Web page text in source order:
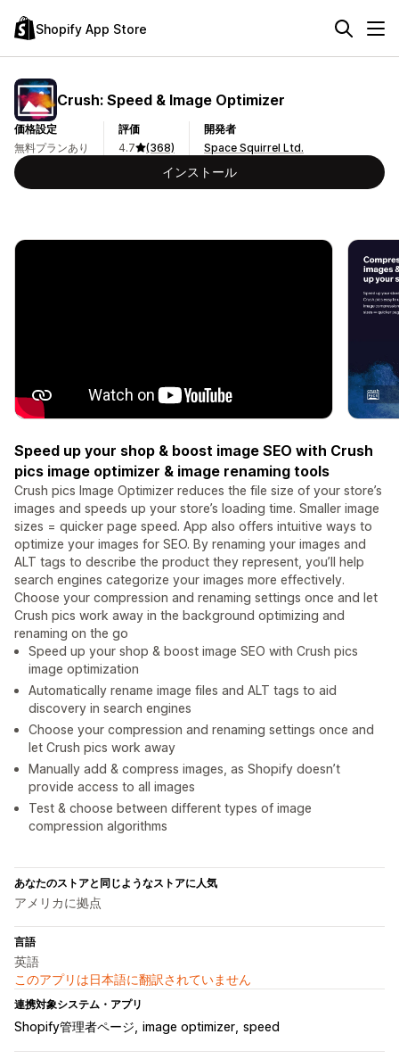
Shopify App Store
Crush: Speed & Image Optimizer
価格設定
無料プランあり
評価
4.7
(368)
開発者
Space Squirrel Ltd.
インストール
Speed up your shop & boost image SEO with Crush
pics image optimizer & image renaming tools
Crush pics Image Optimizer reduces the file size of your store’s
images and speeds up your store’s loading time. Smaller image
sizes = quicker page speed. App also offers intuitive ways to
optimize your images for SEO. By renaming your images and
ALT tags to describe the product they represent, you’ll help
search engines categorize your images more effectively.
Choose your compression and renaming settings once and let
Crush pics work away in the background optimizing and
renaming on the go
Speed up your shop & boost image SEO with Crush pics
image optimization
Automatically rename image files and ALT tags to aid
discovery in search engines
Choose your compression and renaming settings once and
let Crush pics work away
Manually add & compress images, as Shopify doesn’t
provide access to all images
Test & choose between different types of image
compression algorithms
あなたのストアと同じようなストアに人気
アメリカに拠点
言語
英語
このアプリは日本語に翻訳されていません
連携対象システム・アプリ
Shopify管理者ページ image optimizer speed